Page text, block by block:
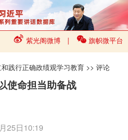
紫光阁微博 | 旗帜微平台
践行正确政绩观学习教育 >>评论
使命担当助备战
25日10:19